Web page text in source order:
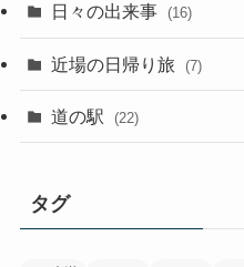
日々の出来事 (16)
近場の日帰り旅 (7)
道の駅 (22)
タグ